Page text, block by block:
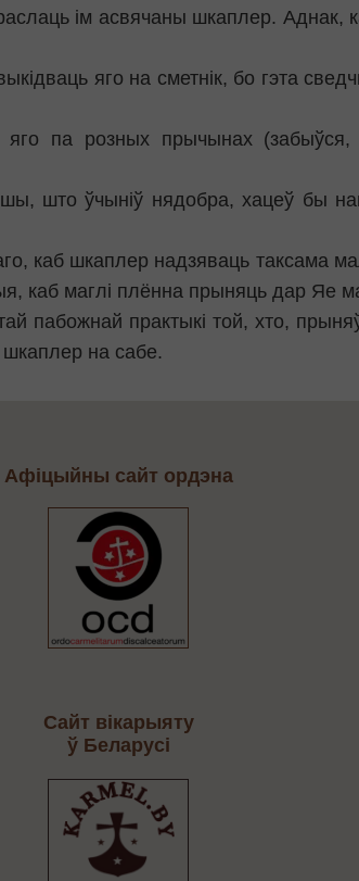
ім асвячаны шкаплер. Аднак,
яго на сметнік, бо гэта
па розных прычынах
што ўчыніў нядобра, хацеў бы
каб шкаплер надзяваць таксама
каб маглі плённа прыняць дар Яе
пабожнай практыкі той, хто,
на сабе.
Сайт вікарыяту
ў Беларусі
Афіцыйны сайт ордэна